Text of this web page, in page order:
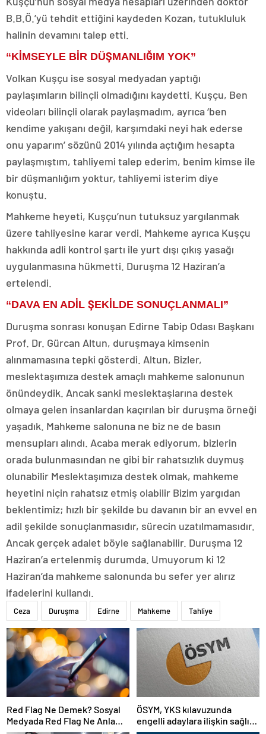
B.B.Ö.’yü tehdit ettiğini kaydeden Kozan, tutukluluk
halinin devamını talep etti.
“KİMSEYLE BİR DÜŞMANLIĞIM YOK”
Volkan Kuşçu ise sosyal medyadan yaptığı
paylaşımların bilinçli olmadığını kaydetti. Kuşçu, Ben
videoları bilinçli olarak paylaşmadım, ayrıca ‘ben
kendime yakışanı değil, karşımdaki neyi hak ederse
onu yaparım’ sözünü 2014 yılında açtığım hesapta
paylaşmıştım, tahliyemi talep ederim, benim kimse ile
bir düşmanlığım yoktur, tahliyemi isterim diye
konuştu.
Mahkeme heyeti, Kuşçu’nun tutuksuz yargılanmak
üzere tahliyesine karar verdi. Mahkeme ayrıca Kuşçu
hakkında adli kontrol şartı ile yurt dışı çıkış yasağı
uygulanmasına hükmetti. Duruşma 12 Haziran’a
ertelendi.
“DAVA EN ADİL ŞEKİLDE SONUÇLANMALI”
Duruşma sonrası konuşan Edirne Tabip Odası Başkanı
Prof. Dr. Gürcan Altun, duruşmaya kimsenin
alınmamasına tepki gösterdi. Altun, Bizler,
meslektaşımıza destek amaçlı mahkeme salonunun
önündeydik. Ancak sanki meslektaşlarına destek
olmaya gelen insanlardan kaçırılan bir duruşma örneği
yaşadık. Mahkeme salonuna ne biz ne de basın
mensupları alındı. Acaba merak ediyorum, bizlerin
orada bulunmasından ne gibi bir rahatsızlık duymuş
olunabilir Meslektaşımıza destek olmak, mahkeme
heyetini niçin rahatsız etmiş olabilir Bizim yargıdan
beklentimiz; hızlı bir şekilde bu davanın bir an evvel en
adil şekilde sonuçlanmasıdır, sürecin uzatılmamasıdır.
Ancak gerçek adalet böyle sağlanabilir. Duruşma 12
Haziran’a ertelenmiş durumda. Umuyorum ki 12
Haziran’da mahkeme salonunda bu sefer yer alırız
ifadelerini kullandı.
Ceza Duruşma Edirne Mahkeme Tahliye
Red Flag Ne Demek? Sosyal
Medyada Red Flag Ne Anlama
ÖSYM, YKS kılavuzunda
engelli adaylara ilişkin sağlık